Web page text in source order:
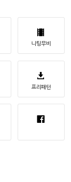
니팅무비
프리패턴